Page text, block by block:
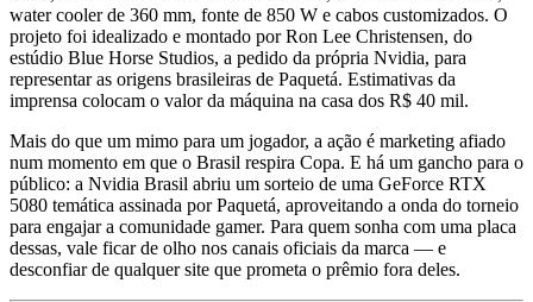
water cooler de 360 mm, fonte de 850 W e cabos customizados. O
projeto foi idealizado e montado por Ron Lee Christensen, do
estúdio Blue Horse Studios, a pedido da própria Nvidia, para
representar as origens brasileiras de Paquetá. Estimativas da
imprensa colocam o valor da máquina na casa dos R$ 40 mil.
Mais do que um mimo para um jogador, a ação é marketing afiado
num momento em que o Brasil respira Copa. E há um gancho para o
público: a Nvidia Brasil abriu um sorteio de uma GeForce RTX
5080 temática assinada por Paquetá, aproveitando a onda do torneio
para engajar a comunidade gamer. Para quem sonha com uma placa
dessas, vale ficar de olho nos canais oficiais da marca — e
desconfiar de qualquer site que prometa o prêmio fora deles.